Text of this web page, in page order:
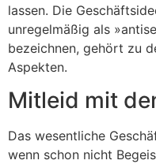
lassen. Die
unregelmäßig als
bezeichnen, gehört zu
Aspekten.
Mitleid mit
Das wesentliche
wenn schon nicht